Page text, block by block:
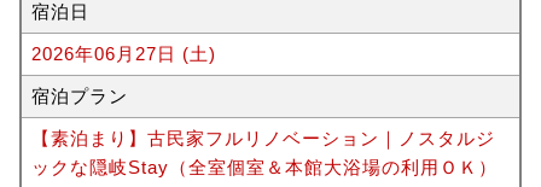
宿泊日
2026年06月27日 (土)
宿泊プラン
【素泊まり】古民家フルリノベーション｜ノスタルジ
ックな隠岐Stay（全室個室＆本館大浴場の利用ＯＫ）